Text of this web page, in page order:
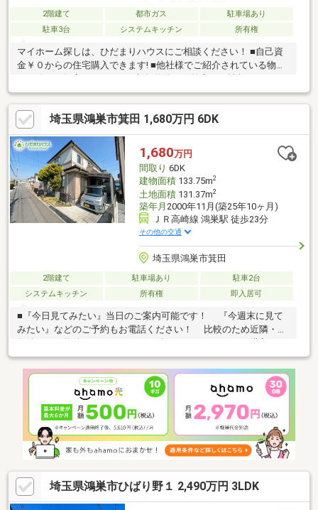
2階建て 都市ガス
駐車場あり
駐車3台
システムキッチン 所有権
マイホーム探しは、ひだまりハウスにご相談ください！ ■自己資
金￥０からの住宅購入できます! ■他社様でご紹介されている物件
スピーディーです。 ■インターネット非公開の物件もご紹介可能
です。 ■ご希望の方にはメールでのやりとりだけで大丈夫です。
■お忙しいときは現地待合せ＆現地解散できます。 ■平日のご見学
希望大歓迎です! ■住宅ローンアドバイザーが銀行手続きをお手伝
い致します。
埼玉県鴻巣市箕田 1,680万円 6DK
1,680万円
間取り 6DK
建物面積133.75m2
土地面積131.37m2
築年月 2000年11月(築25年10ヶ月)
ＪＲ高崎線 鴻巣駅 徒歩23分
その他の交通
埼玉県鴻巣市箕田
2階建て 駐車場あり
駐車2台
システムキッチン
所有権 即入居可
■『今日見てみたい』当日のご案内可能です！ 『今週末に見て
みたい』などのご予約もお電話ください！ 比較のため近隣・同
たお客様から 大変ご好評をいただいております！ ■難しいイメ
ージのある住宅ローンは、経験のある スタッフが丁寧にお手伝
いしますのでご安心ください！ お客様に1番の住宅ローンをご
提案いたします！ ■360°パノラマ画像でＷＥＢ内覧会24Ｈ開催中
です！
埼玉県鴻巣市ひばり野１ 2,490万円 3LDK